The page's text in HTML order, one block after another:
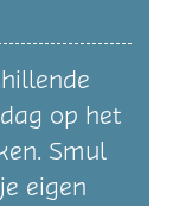
op het
Smul
eigen